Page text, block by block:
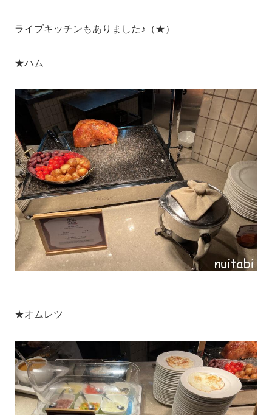
ライブキッチンもありました♪（★）
★ハム
★オムレツ